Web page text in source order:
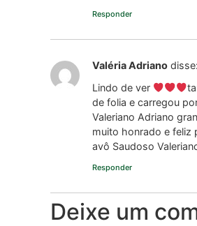
Responder
Valéria Adriano disse:
Lindo de ver
de folia e carregou
Valeriano Adriano
muito honrado e feliz
avô Saudoso
Responder
Deixe um